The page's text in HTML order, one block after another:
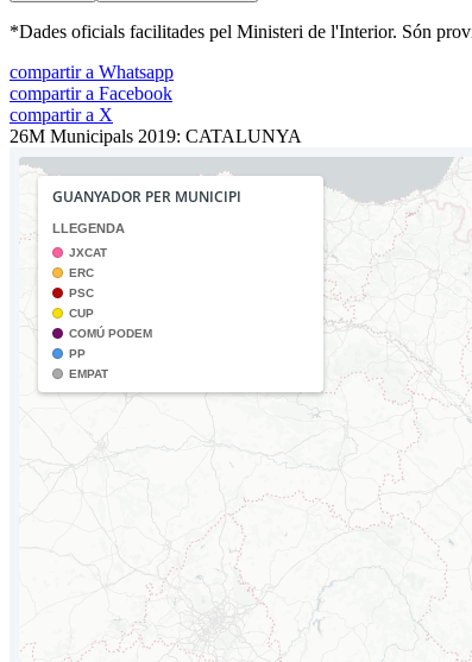
*Dades oficials facilitades pel Ministeri de l'Interior. Són
compartir a Whatsapp
compartir a Facebook
compartir a X
26M Municipals 2019: CATALUNYA